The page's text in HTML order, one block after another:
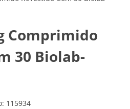
Comprimido
30 Biolab-
115934